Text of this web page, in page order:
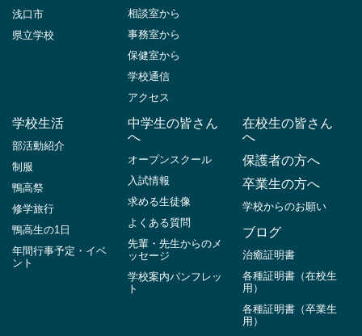
浅口市
県立学校
相談室から
事務室から
保健室から
学校通信
アクセス
学校生活
部活動紹介
制服
鴨高祭
修学旅行
鴨高生の1日
年間行事予定・イベ
ント
中学生の皆さん
へ
オープンスクール
入試情報
求める生徒像
よくある質問
先輩・先生からのメ
ッセージ
学校案内パンフレッ
ト
在校生の皆さん
へ
保護者の方へ
卒業生の方へ
学校からのお願い
ブログ
治癒証明書
各種証明書（在校生
用）
各種証明書（卒業生
用）